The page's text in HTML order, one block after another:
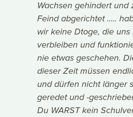
Wachsen gehindert und
Feind abgerichtet .....
wir keine Dtoge, die
verbleiben und
nie etwas geschehen.
dieser Zeit müssen
und dürfen nicht länger
geredet und -
Du WARST kein